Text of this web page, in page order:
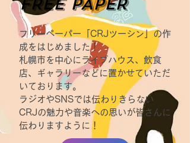
フリーペーパー「CRJツーシン」の作
成をはじめました！
札幌市を中心にライブハウス、飲食
店、ギャラリーなどに置かせていただ
いております。
ラジオやSNSでは伝わりきらない
CRJの魅力や音楽への思いが皆さんに
伝わりますように！